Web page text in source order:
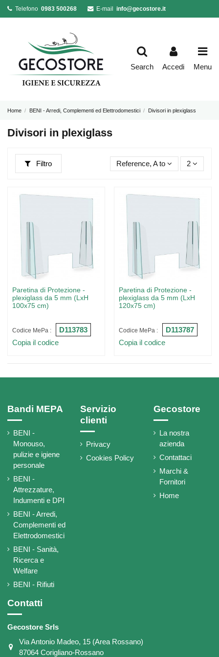
Telefono0983 500268 E-mail info@gecostore.it
Search Accedi Menu
Home BENI - Arredi, Complementi ed Elettrodomestici Divisori in plexiglass
Divisori in plexiglass
Filtro Reference, A to Z 2
Paretina di Protezione -
plexiglass da 5 mm (LxH
100x75 cm)
Codice MePa :
D113783
Copia il codice
Paretina di Protezione -
plexiglass da 5 mm (LxH
120x75 cm)
Codice MePa :
D113787
Copia il codice
Bandi MEPA
BENI -
Monouso,
pulizie e igiene
personale
BENI -
Attrezzature,
Indumenti e DPI
BENI - Arredi,
Complementi ed
Elettrodomestici
BENI - Sanità,
Ricerca e
Welfare
BENI - Rifiuti
Servizio
clienti
Privacy
Cookies Policy
Gecostore
La nostra
azienda
Contattaci
Marchi &
Fornitori
Home
Contatti
Gecostore Srls
Via Antonio Madeo, 15 (Area Rossano)
87064 Corigliano-Rossano